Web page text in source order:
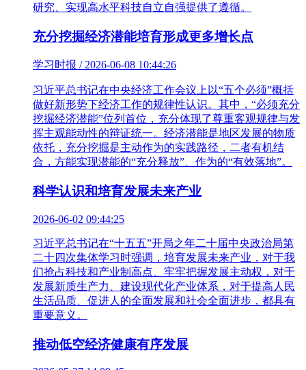
研究、实现高水平科技自立自强提供了遵循。
充分挖掘经济潜能培育形成更多增长点
学习时报 / 2026-06-08 10:44:26
习近平总书记在中央经济工作会议上以“五个必须”概括
做好新形势下经济工作的规律性认识。其中，“必须充分
挖掘经济潜能”位列首位，充分体现了尊重客观规律与发
挥主观能动性的辩证统一。经济潜能是地区发展的物质
依托，充分挖掘是主动作为的实践路径，二者有机结
合，方能实现潜能的“充分释放”、作为的“有效落地”。
科学认识和培育发展未来产业
2026-06-02 09:44:25
习近平总书记在“十五五”开局之年二十届中央政治局第
二十四次集体学习时强调，培育发展未来产业，对于我
们抢占科技和产业制高点、牢牢把握发展主动权，对于
发展新质生产力、建设现代化产业体系，对于提高人民
生活品质、促进人的全面发展和社会全面进步，都具有
重要意义。
推动低空经济健康有序发展